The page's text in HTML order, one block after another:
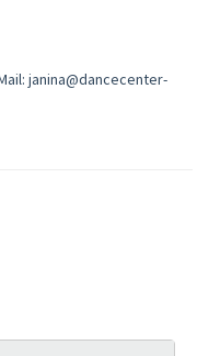
janina@dancecenter-